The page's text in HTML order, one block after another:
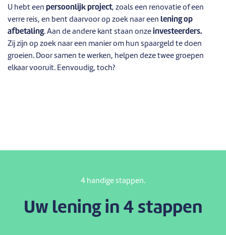
U hebt een persoonlijk project, zoals een renovatie of een
verre reis, en bent daarvoor op zoek naar een lening op
afbetaling. Aan de andere kant staan onze investeerders.
Zij zijn op zoek naar een manier om hun spaargeld te doen
groeien. Door samen te werken, helpen deze twee groepen
elkaar vooruit. Eenvoudig, toch?
4 handige stappen.
Uw lening in 4 stappen